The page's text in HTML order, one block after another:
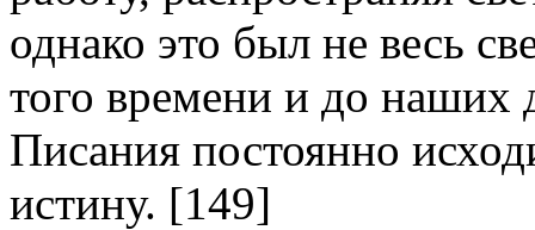
однако это был не весь
того времени и до наших
Писания постоянно
истину. [149]